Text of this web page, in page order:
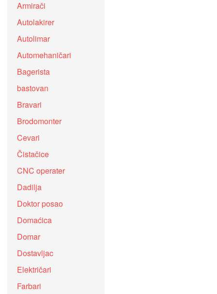
Armirači
Autolakirer
Autolimar
Automehaničari
Bagerista
bastovan
Bravari
Brodomonter
Cevari
Čistačice
CNC operater
Dadilja
Doktor posao
Domaćica
Domar
Dostavljac
Električari
Farbari